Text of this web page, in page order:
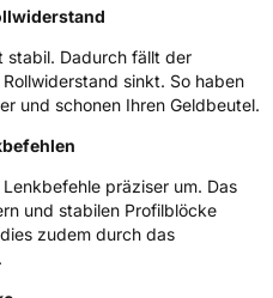
(GPSR)
FRANCAISE DES
MICHELIN, place des
contact@tc.michelin.eu
stabil. Dadurch fällt der
sinkt. So haben
und schonen Ihren Geldbeutel.
präziser um. Das
und stabilen Profilblöcke
zudem durch das